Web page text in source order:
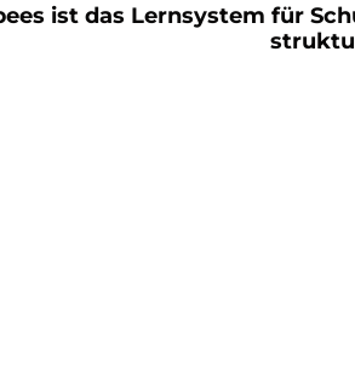
ist das Lernsystem für